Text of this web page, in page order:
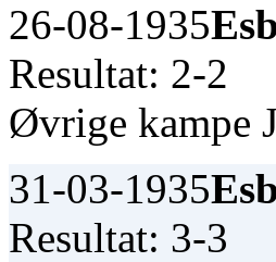
26-08-1935
Resultat: 2-2
Øvrige kampe
31-03-1935
Resultat: 3-3